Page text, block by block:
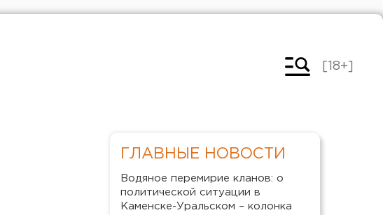
[18+]
ГЛАВНЫЕ НОВОСТИ
Водяное перемирие кланов: о
политической ситуации в
Каменске-Уральском – колонка